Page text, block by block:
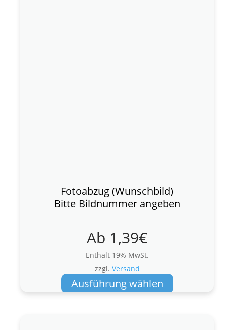
Fotoabzug (Wunschbild)
Bitte Bildnummer angeben
Ab 1,39€
Enthält 19% MwSt.
zzgl. Versand
Ausführung wählen
Dieses
Produkt